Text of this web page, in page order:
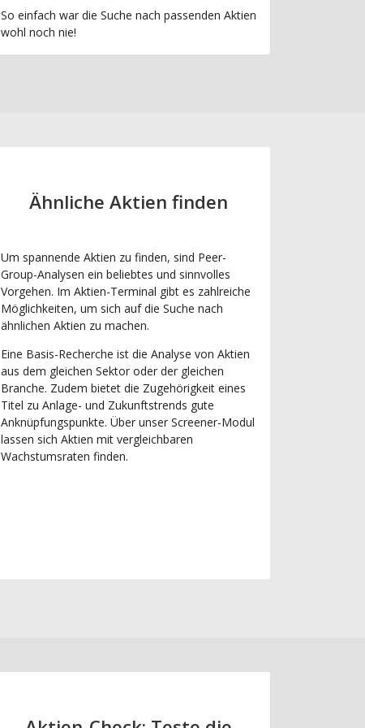
So einfach war die Suche nach passenden Aktien
wohl noch nie!
Ähnliche Aktien finden
Um spannende Aktien zu finden, sind Peer-
Group-Analysen ein beliebtes und sinnvolles
Vorgehen. Im Aktien-Terminal gibt es zahlreiche
Möglichkeiten, um sich auf die Suche nach
ähnlichen Aktien zu machen.
Eine Basis-Recherche ist die Analyse von Aktien
aus dem gleichen Sektor oder der gleichen
Branche. Zudem bietet die Zugehörigkeit eines
Titel zu Anlage- und Zukunftstrends gute
Anknüpfungspunkte. Über unser Screener-Modul
lassen sich Aktien mit vergleichbaren
Wachstumsraten finden.